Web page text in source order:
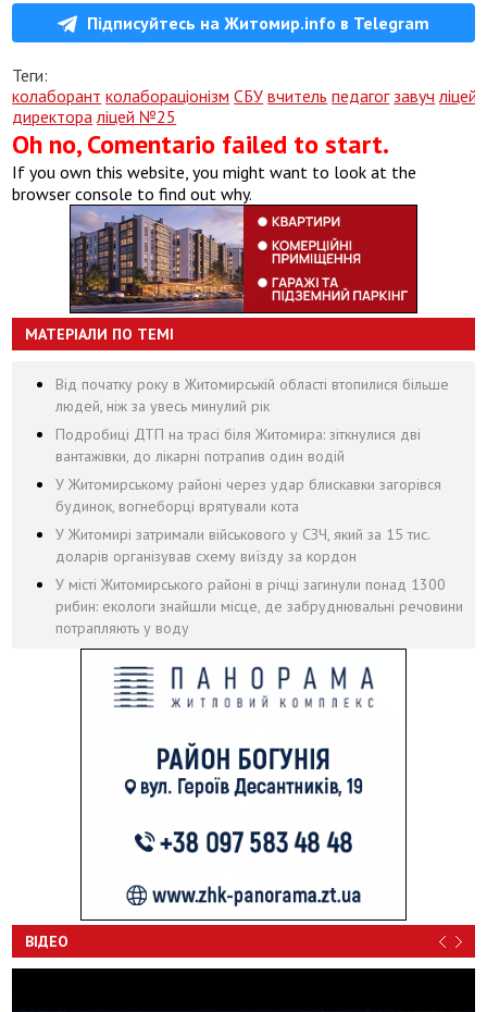
Підписуйтесь на Житомир.info в Telegram
Теги:
колаборант колабораціонізм СБУ вчитель педагог завуч ліцей
директора ліцей №25
Oh no, Comentario failed to start.
If you own this website, you might want to look at the
browser console to find out why.
МАТЕРІАЛИ ПО ТЕМІ
Від початку року в Житомирській області втопилися більше
людей, ніж за увесь минулий рік
Подробиці ДТП на трасі біля Житомира: зіткнулися дві
вантажівки, до лікарні потрапив один водій
У Житомирському районі через удар блискавки загорівся
будинок, вогнеборці врятували кота
У Житомирі затримали військового у СЗЧ, який за 15 тис.
доларів організував схему виїзду за кордон
У місті Житомирського районі в річці загинули понад 1300
рибин: екологи знайшли місце, де забруднювальні речовини
потрапляють у воду
ВІДЕО